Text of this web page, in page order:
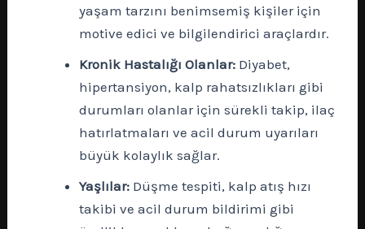
yaşam tarzını benimsemiş kişiler için
motive edici ve bilgilendirici araçlardır.
Kronik Hastalığı Olanlar: Diyabet,
hipertansiyon, kalp rahatsızlıkları gibi
durumları olanlar için sürekli takip, ilaç
hatırlatmaları ve acil durum uyarıları
büyük kolaylık sağlar.
Yaşlılar: Düşme tespiti, kalp atış hızı
takibi ve acil durum bildirimi gibi